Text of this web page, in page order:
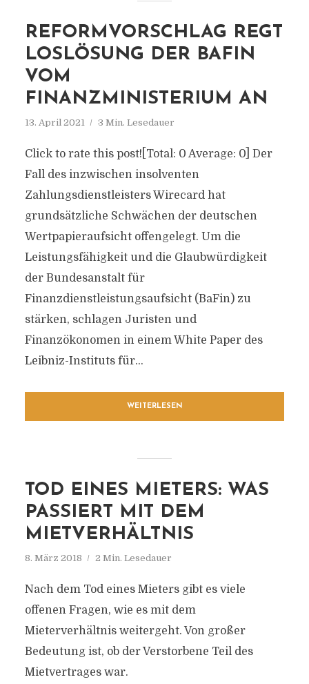
REFORMVORSCHLAG REGT
LOSLÖSUNG DER BAFIN
VOM
FINANZMINISTERIUM AN
13. April 2021 3 Min. Lesedauer
Click to rate this post![Total: 0 Average: 0] Der
Fall des inzwischen insolventen
Zahlungsdienstleisters Wirecard hat
grundsätzliche Schwächen der deutschen
Wertpapieraufsicht offengelegt. Um die
Leistungsfähigkeit und die Glaubwürdigkeit
der Bundesanstalt für
Finanzdienstleistungsaufsicht (BaFin) zu
stärken, schlagen Juristen und
Finanzökonomen in einem White Paper des
Leibniz-Instituts für...
WEITERLESEN
TOD EINES MIETERS: WAS
PASSIERT MIT DEM
MIETVERHÄLTNIS
8. März 2018 2 Min. Lesedauer
Nach dem Tod eines Mieters gibt es viele
offenen Fragen, wie es mit dem
Mieterverhältnis weitergeht. Von großer
Bedeutung ist, ob der Verstorbene Teil des
Mietvertrages war.